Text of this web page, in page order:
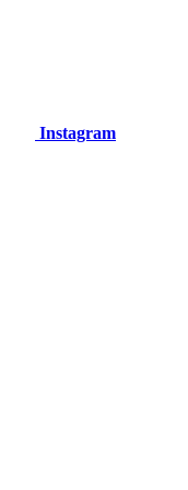
Instagram